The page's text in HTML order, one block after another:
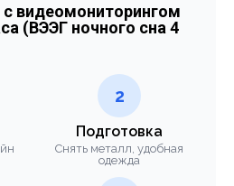
с видеомониторингом
(ВЭЭГ ночного сна 4
2
Подготовка
Снять металл, удобная
одежда